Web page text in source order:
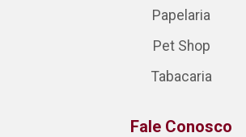
Papelaria
Pet Shop
Tabacaria
Fale Conosco